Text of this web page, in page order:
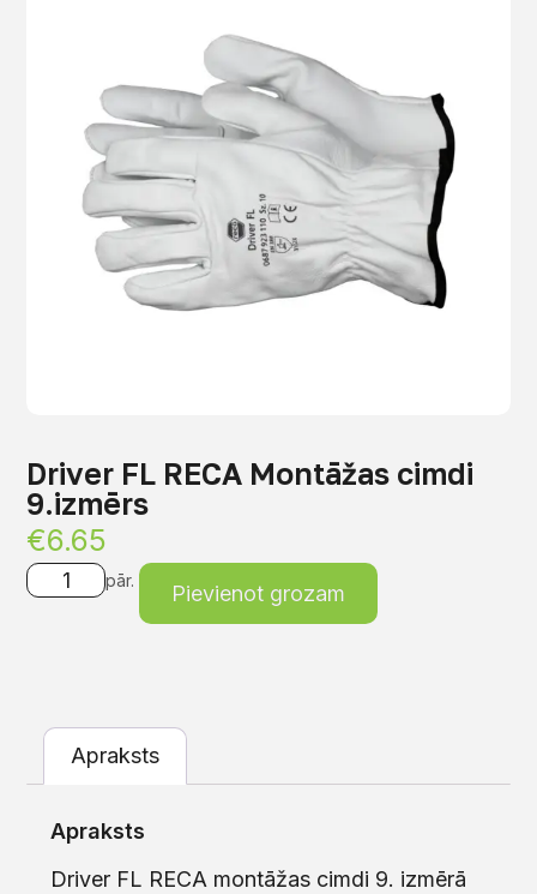
Driver FL RECA Montāžas cimdi
9.izmērs
€6.65
pār.
Pievienot grozam
Apraksts
Apraksts
Driver FL RECA montāžas cimdi 9. izmērā